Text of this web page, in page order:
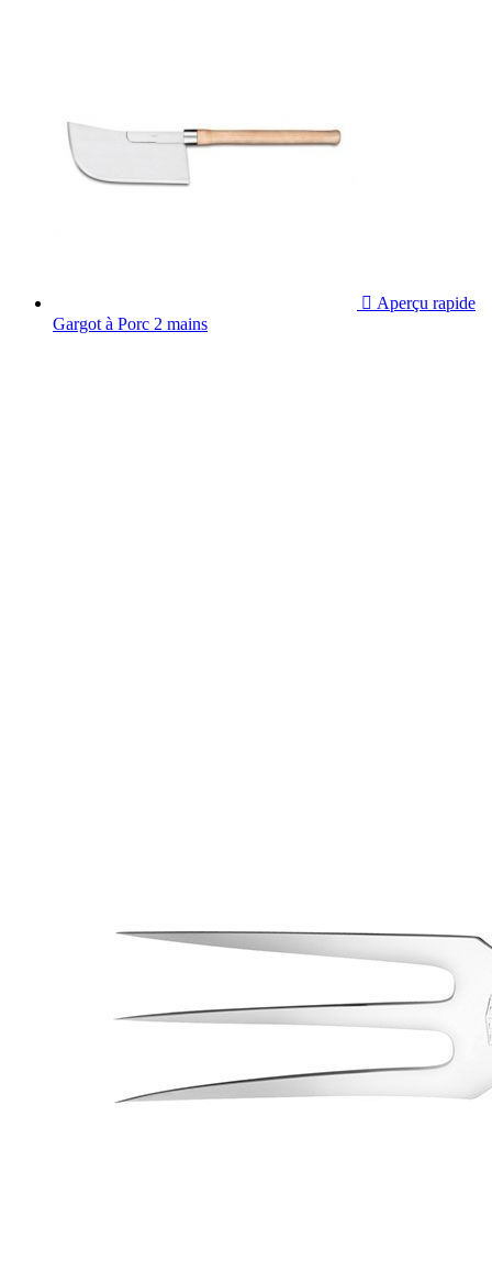
 Aperçu rapide
Gargot à Porc 2 mains